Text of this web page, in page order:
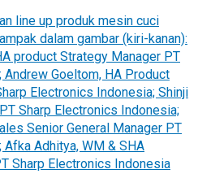
line up produk mesin cuci
dalam gambar (kiri-kanan):
product Strategy Manager PT
Goeltom, HA Product
Electronics Indonesia; Shinji
Sharp Electronics Indonesia;
Senior General Manager PT
Adhitya, WM & SHA
Sharp Electronics Indonesia